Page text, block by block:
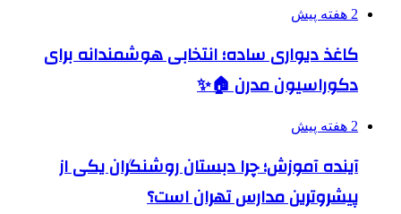
2 هفته پیش
کاغذ دیواری ساده؛ انتخابی هوشمندانه برای
دکوراسیون مدرن 🏠✨
2 هفته پیش
آینده آموزش؛ چرا دبستان روشنگران یکی از
پیشروترین مدارس تهران است؟